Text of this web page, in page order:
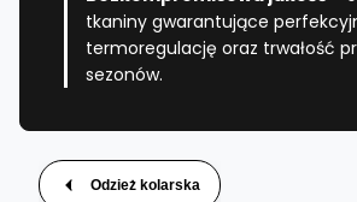
tkaniny gwarantujące
termoregulację oraz trwałość
sezonów.
Odzież kolarska